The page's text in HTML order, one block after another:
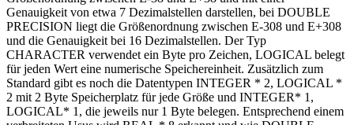
Genauigkeit von etwa 7 Dezimalstellen darstellen, bei DOUBLE
PRECISION liegt die Größenordnung zwischen E-308 und E+308
und die Genauigkeit bei 16 Dezimalstellen. Der Typ
CHARACTER verwendet ein Byte pro Zeichen, LOGICAL belegt
für jeden Wert eine numerische Speichereinheit. Zusätzlich zum
Standard gibt es noch die Datentypen INTEGER * 2, LOGICAL *
2 mit 2 Byte Speicherplatz für jede Größe und INTEGER* 1,
LOGICAL* 1, die jeweils nur 1 Byte belegen. Entsprechend einem